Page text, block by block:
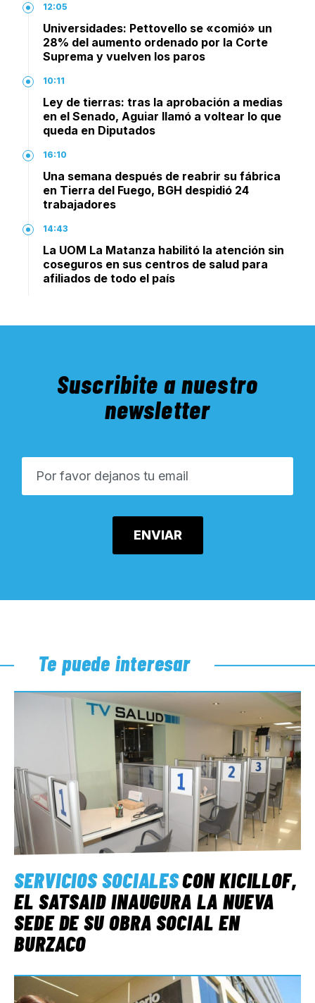
12:05
Universidades: Pettovello se «comió» un
28% del aumento ordenado por la Corte
Suprema y vuelven los paros
10:11
Ley de tierras: tras la aprobación a medias
en el Senado, Aguiar llamó a voltear lo que
queda en Diputados
16:10
Una semana después de reabrir su fábrica
en Tierra del Fuego, BGH despidió 24
trabajadores
14:43
La UOM La Matanza habilitó la atención sin
coseguros en sus centros de salud para
afiliados de todo el país
Suscribite a nuestro
newsletter
Te puede interesar
SERVICIOS SOCIALESCON KICILLOF,
EL SATSAID INAUGURA LA NUEVA
SEDE DE SU OBRA SOCIAL EN
BURZACO